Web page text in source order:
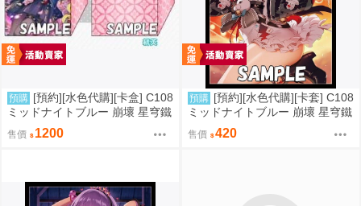
預購 [預約][水色代購][卡盒] C108
ミッドナイトブルー 崩壞 星穹鐵
道 緋英
售價 1200
預購 [預約][水色代購][卡套] C108
ミッドナイトブルー 崩壞 星穹鐵
道 火花
售價 420